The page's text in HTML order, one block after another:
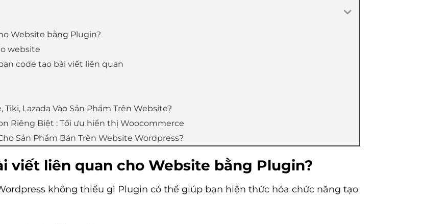
Website bằng Plugin?
website
code tạo bài viết liên quan
Lazada Vào Sản Phẩm Trên Website?
Riêng Biệt : Tối ưu hiển thị Woocommerce
Sản Phẩm Bán Trên Website Wordpress?
viết liên quan cho Website bằng Plugin?
không thiếu gì Plugin có thể giúp bạn hiện thức hóa chức năng tạo